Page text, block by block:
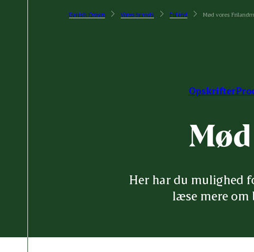
Danish Crown Vores brands Friland Mød vores
Opskrifter
Her har du mulighed
læse mere om